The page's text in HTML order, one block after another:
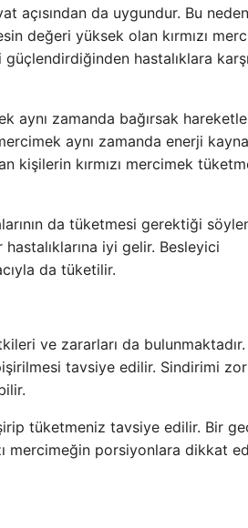
açısından da uygundur. Bu
değeri yüksek olan kırmızı
hastalıklara
aynı zamanda bağırsak
aynı zamanda enerji
kişilerin kırmızı mercimek
da tüketmesi gerektiği
hastalıklarına iyi gelir. Besleyici
da tüketilir.
ve zararları da bulunmaktadır.
tavsiye edilir. Sindirimi
tüketmeniz tavsiye edilir. Bir
mercimeğin porsiyonlara dikkat